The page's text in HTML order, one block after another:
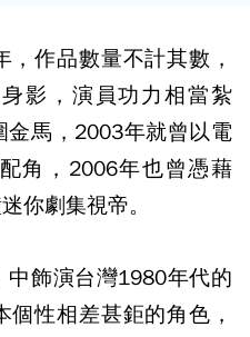
作品數量不計其數，
影，演員功力相當紮
馬，2003年就曾以電
角，2006年也曾憑藉
你劇集視帝。
中飾演台灣1980年代的
性相差甚鉅的角色，